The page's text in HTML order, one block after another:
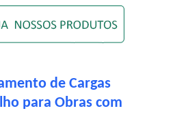
de Cargas
para Obras com